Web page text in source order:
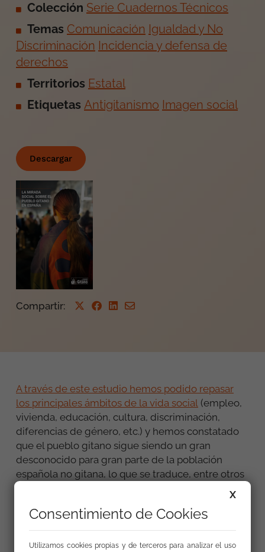
Colección Serie Cuadernos Técnicos
Temas Comunicación Igualdad y No
Discriminación Incidencia y defensa de
derechos
Territorios Estatal
Etiquetas Antigitanismo Imagen social
Descargar
Compartir:
A través de este estudio hemos podido repasar
los principales ámbitos de la vida social (empleo,
vivienda, educación, cultura, discriminación,
diferencias de género, etc.) y hemos constatado
que el pueblo gitano sigue siendo un gran
desconocido para gran parte de la población
española no gitana, lo que se traduce, entre otros
estereotipos sobre el pueblo gitano que siguen
pesando y que están en el origen de
situaciones discriminatorias que enfrentan las
personas gitanas en su día a día. En definitiva, con
X
Consentimiento de Cookies
Utilizamos cookies propias y de terceros para analizar el uso